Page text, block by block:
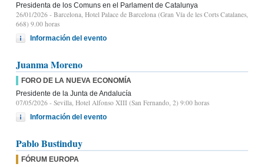
Presidenta de los Comuns en el Parlament de Catalunya
26/01/2026 - Barcelona, Hotel Palace de Barcelona (Gran Vía de les Corts Catalanes,
668) 9.00 horas
Información del evento
Juanma Moreno
FORO DE LA NUEVA ECONOMÍA
Presidente de la Junta de Andalucía
07/05/2026 - Sevilla, Hotel Alfonso XIII (San Fernando, 2) 9:00 horas
Información del evento
Pablo Bustinduy
FÓRUM EUROPA